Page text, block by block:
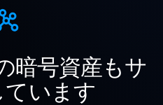
暗号資産もサ
います